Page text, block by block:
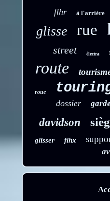
flhr à l'arrière
glisse rue
street électra
route
roue
dossier garde
davidson
glisser flhx